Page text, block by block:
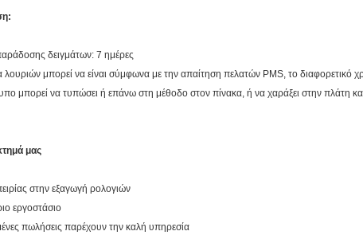
δειγμάτων: 7 ημέρες
μπορεί να είναι σύμφωνα με την απαίτηση πελατών PMS, το διαφορετικό
μπορεί να τυπώσει ή επάνω στη μέθοδο στον πίνακα, ή να χαράξει στην πλάτη
μας
στην εξαγωγή ρολογιών
εργοστάσιο
πωλήσεις παρέχουν την καλή υπηρεσία